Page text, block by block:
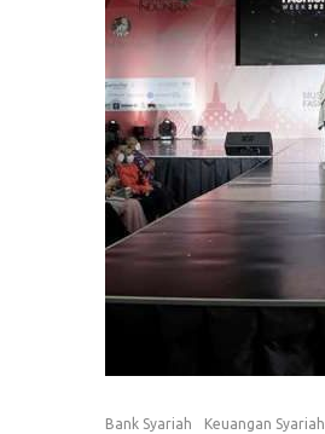
Bank Syariah Keuangan Syariah